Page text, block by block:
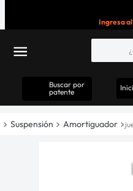
Ingresa
Buscar por
patente
Suspensión Amortiguador